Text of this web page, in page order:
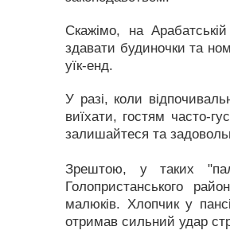
Скажімо, на
здавати будиночки та
уїк-енд.
У разі, коли
виїхати, гостям часто-
залишайтеся та
Зрештою, у таких
Голопристанського
малюків. Хлопчик у
отримав сильний удар